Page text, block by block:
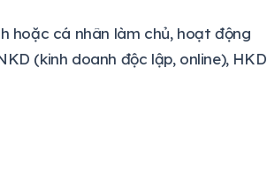
hoặc cá nhân làm chủ, hoạt động
(kinh doanh độc lập, online), HKD